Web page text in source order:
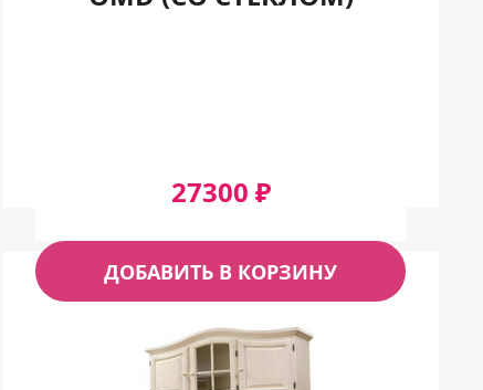
27300 ₽
ДОБАВИТЬ В КОРЗИНУ